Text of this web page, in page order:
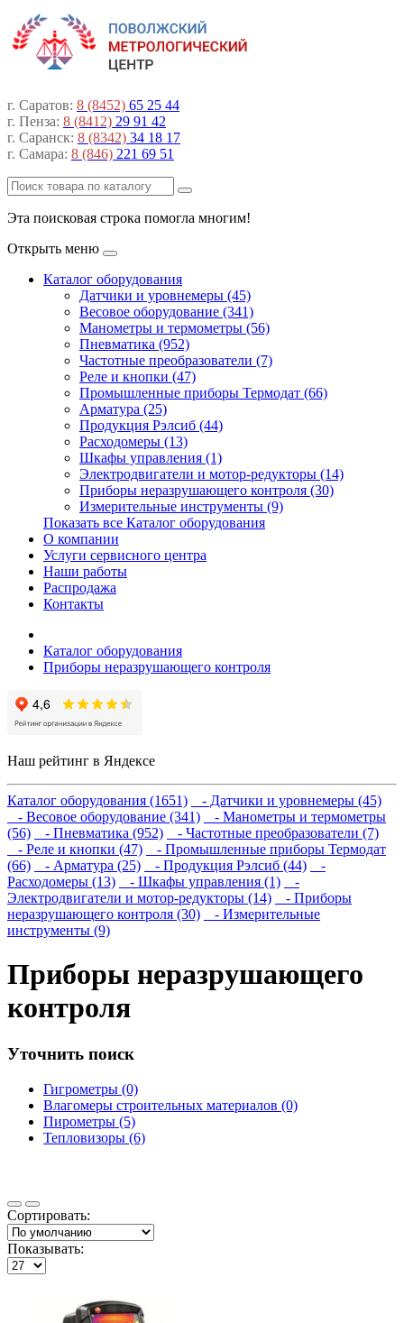
г. Саратов: 8 (8452) 65 25 44
г. Пенза: 8 (8412) 29 91 42
г. Саранск: 8 (8342) 34 18 17
г. Самара: 8 (846) 221 69 51
Эта поисковая строка помогла многим!
Открыть меню
Каталог оборудования
Датчики и уровнемеры (45)
Весовое оборудование (341)
Манометры и термометры (56)
Пневматика (952)
Частотные преобразователи (7)
Реле и кнопки (47)
Промышленные приборы Термодат (66)
Арматура (25)
Продукция Рэлсиб (44)
Расходомеры (13)
Шкафы управления (1)
Электродвигатели и мотор-редукторы (14)
Приборы неразрушающего контроля (30)
Измерительные инструменты (9)
Показать все Каталог оборудования
О компании
Услуги сервисного центра
Наши работы
Распродажа
Контакты
Каталог оборудования
Приборы неразрушающего контроля
Наш рейтинг в Яндексе
Каталог оборудования (1651)
- Датчики и уровнемеры (45)
- Весовое оборудование (341)
- Манометры и термометры
(56)
- Пневматика (952)
- Частотные преобразователи (7)
- Реле и кнопки (47)
- Промышленные приборы Термодат
(66)
- Арматура (25) - Продукция Рэлсиб (44)
-
Расходомеры (13)
- Шкафы управления (1)
-
Электродвигатели и мотор-редукторы (14)
- Приборы
неразрушающего контроля (30)
- Измерительные
инструменты (9)
Приборы неразрушающего
контроля
Уточнить поиск
Гигрометры (0)
Влагомеры строительных материалов (0)
Пирометры (5)
Тепловизоры (6)
Сортировать:
Показывать: